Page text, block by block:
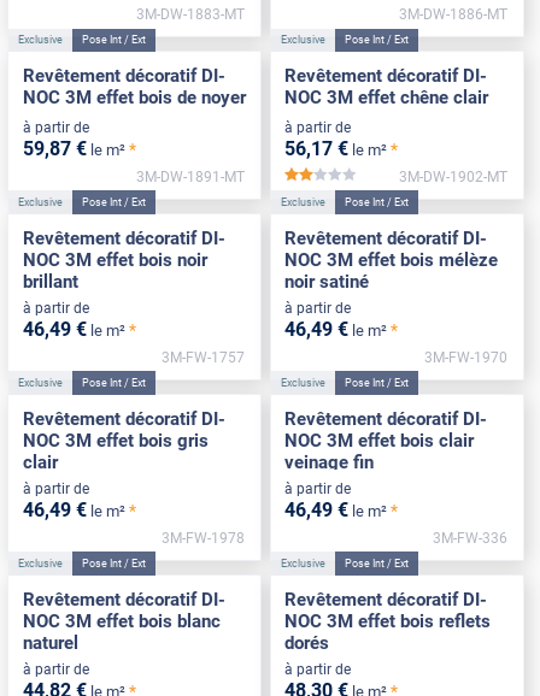
3M-DW-1883-MT 3M-DW-1886-MT
Exclusive Pose Int / Ext
Revêtement décoratif DI-
NOC 3M effet bois de noyer
à partir de
59,87 € le m² *
3M-DW-1891-MT
Exclusive Pose Int / Ext
Revêtement décoratif DI-
NOC 3M effet chêne clair
à partir de
56,17 € le m² *
*****
3M-DW-1902-MT
Exclusive Pose Int / Ext
Revêtement décoratif DI-
NOC 3M effet bois noir
brillant
à partir de
46,49 € le m² *
3M-FW-1757
Exclusive Pose Int / Ext
Revêtement décoratif DI-
NOC 3M effet bois mélèze
noir satiné
à partir de
46,49 € le m² *
3M-FW-1970
Exclusive Pose Int / Ext
Revêtement décoratif DI-
NOC 3M effet bois gris
clair
à partir de
46,49 € le m² *
3M-FW-1978
Exclusive Pose Int / Ext
Revêtement décoratif DI-
NOC 3M effet bois clair
veinage fin
à partir de
46,49 € le m² *
3M-FW-336
Exclusive Pose Int / Ext
Revêtement décoratif DI-
NOC 3M effet bois blanc
naturel
à partir de
44,82 € le m² *
Exclusive Pose Int / Ext
Revêtement décoratif DI-
NOC 3M effet bois reflets
dorés
à partir de
48,30 € le m² *